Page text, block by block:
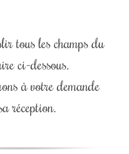
tous les champs du
ci-dessous.
à votre demande
réception.